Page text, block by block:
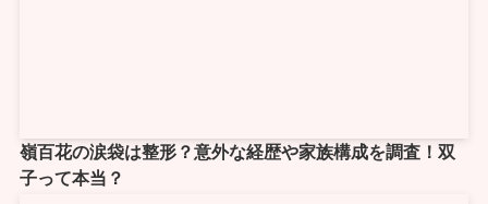
嶺百花の涙袋は整形？意外な経歴や家族構成を調査！双
子って本当？